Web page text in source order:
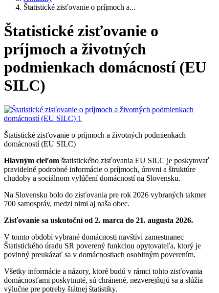
Štatistické zisťovanie o príjmoch a...
Štatistické zisťovanie o
príjmoch a životných
podmienkach domácností (EU
SILC)
Štatistické zisťovanie o príjmoch a životných podmienkach
domácností (EU SILC)
Hlavným cieľom štatistického zisťovania EU SILC je poskytovať
pravidelné podrobné informácie o príjmoch, úrovni a štruktúre
chudoby a sociálnom vylúčení domácností na Slovensku.
Na Slovensku bolo do zisťovania pre rok 2026 vybraných takmer
700 samospráv, medzi nimi aj naša obec.
Zisťovanie sa uskutoční od 2. marca do 21. augusta 2026.
V tomto období vybrané domácnosti navštívi zamestnanec
Štatistického úradu SR poverený funkciou opytovateľa, ktorý je
povinný preukázať sa v domácnostiach osobitným poverením.
Všetky informácie a názory, ktoré budú v rámci tohto zisťovania
domácnosťami poskytnuté, sú chránené, nezverejňujú sa a slúžia
výlučne pre potreby štátnej štatistiky.